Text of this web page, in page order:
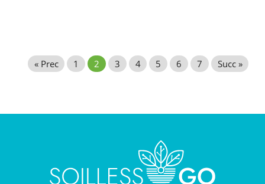
« Prec 1 2 3 4 5 6 7 Succ »